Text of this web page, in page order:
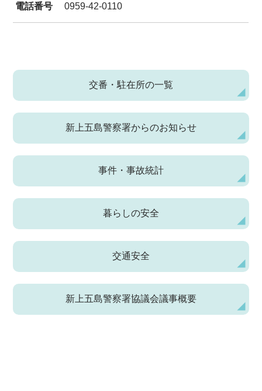
電話番号 0959-42-0110
交番・駐在所の一覧
新上五島警察署からのお知らせ
事件・事故統計
暮らしの安全
交通安全
新上五島警察署協議会議事概要